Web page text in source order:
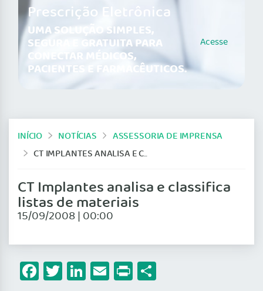
Prescrição Eletrônica
UMA SOLUÇÃO SIMPLES,
SEGURA E GRATUITA PARA
CONECTAR MÉDICOS,
PACIENTES E FARMACÊUTICOS.
Acesse
INÍCIO NOTÍCIAS
ASSESSORIA DE IMPRENSA
CT IMPLANTES ANALISA E CLASSIFICA LISTAS DE MATERIAIS
CT Implantes analisa e classifica
listas de materiais
15/09/2008 | 00:00
Facebook
Twitter
LinkedIn
Email
Print